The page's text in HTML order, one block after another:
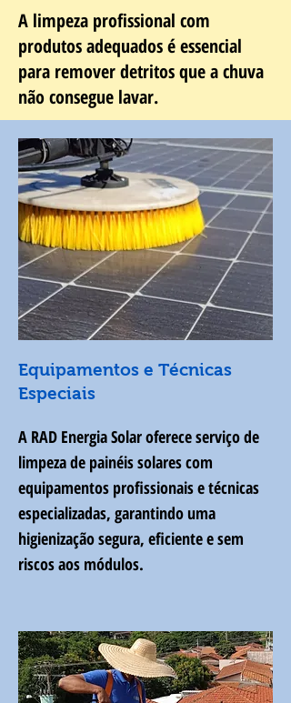
A limpeza profissional com
produtos adequados é essencial
para remover detritos que a chuva
não consegue lavar.
Equipamentos e Técnicas
Especiais
A RAD Energia Solar oferece serviço de
limpeza de painéis solares com
equipamentos profissionais e técnicas
especializadas, garantindo uma
higienização segura, eficiente e sem
riscos aos módulos.